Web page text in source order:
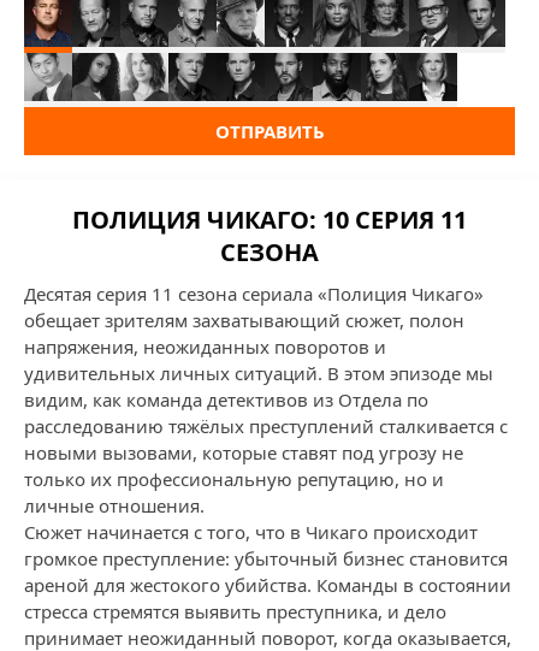
ОТПРАВИТЬ
ПОЛИЦИЯ ЧИКАГО: 10 СЕРИЯ 11
СЕЗОНА
Десятая серия 11 сезона сериала «Полиция Чикаго»
обещает зрителям захватывающий сюжет, полон
напряжения, неожиданных поворотов и
удивительных личных ситуаций. В этом эпизоде мы
видим, как команда детективов из Отдела по
расследованию тяжёлых преступлений сталкивается с
новыми вызовами, которые ставят под угрозу не
только их профессиональную репутацию, но и
личные отношения.
Сюжет начинается с того, что в Чикаго происходит
громкое преступление: убыточный бизнес становится
ареной для жестокого убийства. Команды в состоянии
стресса стремятся выявить преступника, и дело
принимает неожиданный поворот, когда оказывается,